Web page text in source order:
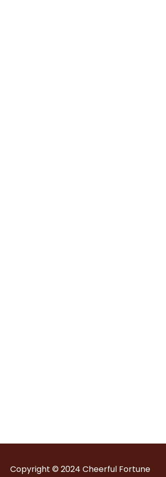
Copyright © 2024 Cheerful Fortune